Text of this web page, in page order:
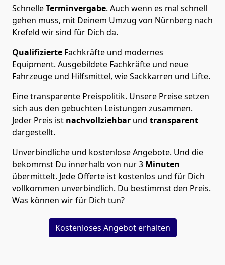
SchnelleTerminvergabe. Auch wenn es mal schnell
gehen muss, mit Deinem Umzug von Nürnberg nach
Krefeld wir sind für Dich da.
Qualifizierte Fachkräfte und modernes
Equipment. Ausgebildete Fachkräfte und neue
Fahrzeuge und Hilfsmittel, wie Sackkarren und Lifte.
Eine transparente Preispolitik. Unsere Preise setzen
sich aus den gebuchten Leistungen zusammen.
Jeder Preis ist nachvollziehbar und transparent
dargestellt.
Unverbindliche und kostenlose Angebote. Und die
bekommst Du innerhalb von nur3 Minuten
übermittelt. Jede Offerte ist kostenlos und für Dich
vollkommen unverbindlich. Du bestimmst den Preis.
Was können wir für Dich tun?
Kostenloses Angebot erhalten